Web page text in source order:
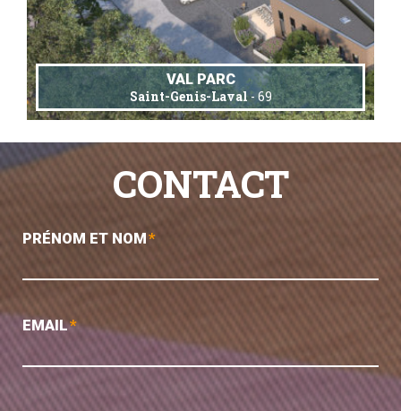
VAL PARC
Saint-Genis-Laval- 69
CONTACT
PRÉNOM ET NOM*
EMAIL*